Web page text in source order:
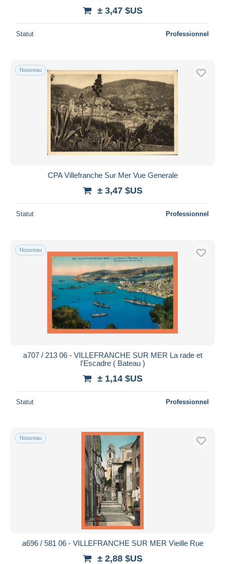
± 3,47 $US
Statut Professionnel
Nouveau
CPA Villefranche Sur Mer Vue Generale
± 3,47 $US
Statut Professionnel
Nouveau
a707 / 213 06 - VILLEFRANCHE SUR MER La rade et
l'Escadre ( Bateau )
± 1,14 $US
Statut Professionnel
Nouveau
a696 / 581 06 - VILLEFRANCHE SUR MER Vieille Rue
± 2,88 $US